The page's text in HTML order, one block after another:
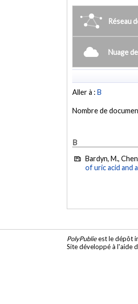
Réseau
Nuage
Aller à :B
Nombre de
B
Bardyn, M.,
of uric acid and
PolyPublieest le dépôt
Site développé à l'aide